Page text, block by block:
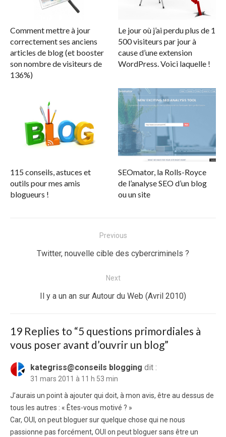
Comment mettre à jour
correctement ses anciens
articles de blog (et booster
son nombre de visiteurs de
136%)
Le jour où j’ai perdu plus de 1
500 visiteurs par jour à
cause d’une extension
WordPress. Voici laquelle !
115 conseils, astuces et
outils pour mes amis
blogueurs !
SEOmator, la Rolls-Royce
de l’analyse SEO d’un blog
ou un site
Previous
Previous
Twitter, nouvelle cible des cybercriminels ?
Next
Next
Il y a un an sur Autour du Web (Avril 2010)
19 Replies to “5 questions primordiales à
vous poser avant d’ouvrir un blog”
kategriss@conseils blogging dit :
31 mars 2011 à 11 h 53 min
J’aurais un point à ajouter qui doit, à mon avis, être au dessus de
tous les autres : « Êtes-vous motivé ? »
Car, OUI, on peut bloguer sur quelque chose qui ne nous
passionne pas forcément, OUI on peut bloguer sans être un